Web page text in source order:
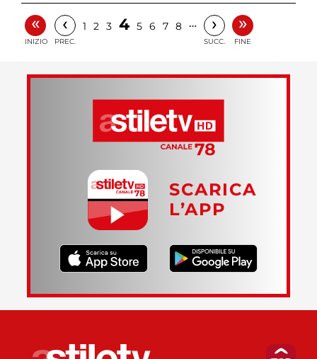
«
INIZIO
‹
PREC.
1 2 3 4 5 6 7 8 … ›
SUCC.
»
FINE
SCARICA
L’APP